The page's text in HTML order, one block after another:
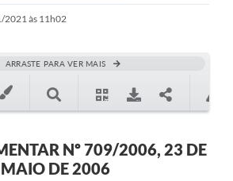
DA TAXA DE INSCRIÇÃO
2029, LDO 2026 e LOA 2026
2021 às 11h02
ARRASTE PARA VER MAIS
Nº 709/2006, 23 DE
MAIO DE 2006